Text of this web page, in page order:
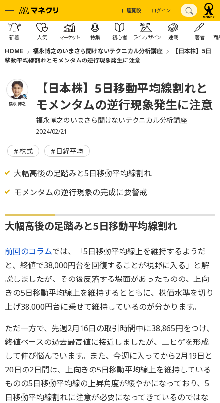
口座開設 ログイン
新着 人気 マーケット 特集 初心者 ライフデザイン 連載 著者 商
HOME 福永博之のいまさら聞けないテクニカル分析講座
【日本株】5日
移動平均線割れとモメンタムの逆行現象発生に注意
福永 博之
【日本株】5日移動平均線割れと
モメンタムの逆行現象発生に注意
福永博之のいまさら聞けないテクニカル分析講座
2024/02/21
株式 日経平均
大幅高後の足踏みと5日移動平均線割れ
モメンタムの逆行現象の完成に要警戒
大幅高後の足踏みと5日移動平均線割れ
前回のコラムでは、「5日移動平均線上を維持するようだ
と、終値で38,000円台を回復することが視野に入る」と解
説しましたが、その後反落する場面があったものの、上向
きの5日移動平均線上を維持するとともに、株価水準を切り
上げ38,000円台に乗せて維持しているのが分かります。
ただ一方で、先週2月16日の取引時間中に38,865円をつけ、
終値ベースの過去最高値に接近しましたが、上ヒゲを形成
して伸び悩んでいます。また、今週に入ってから2月19日と
20日の2日間は、上向きの5日移動平均線上を維持している
ものの5日移動平均線の上昇角度が緩やかになっており、5
日移動平均線割れに注意が必要になってきているのではな